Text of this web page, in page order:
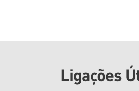
Ligações